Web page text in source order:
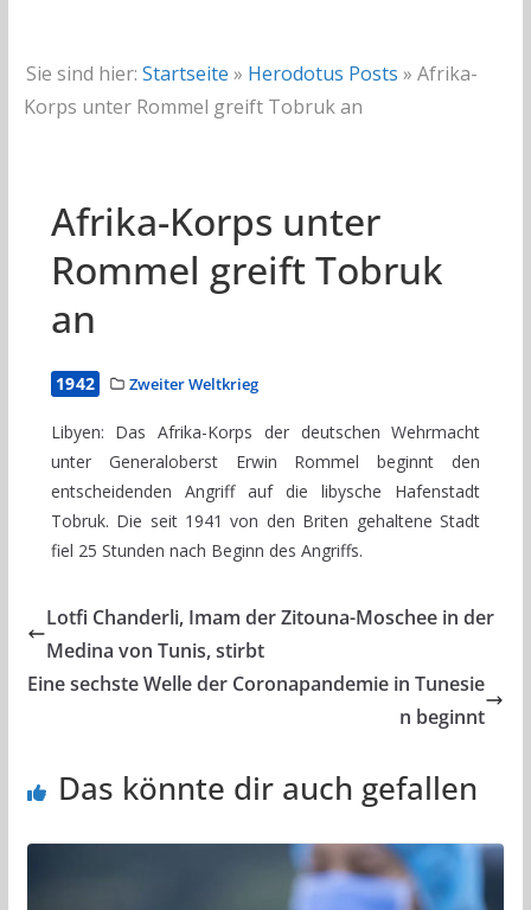
Sie sind hier: Startseite » Herodotus Posts » Afrika-
Korps unter Rommel greift Tobruk an
Afrika-Korps unter
Rommel greift Tobruk
an
1942 Zweiter Weltkrieg
Libyen: Das Afrika-Korps der deutschen Wehrmacht
unter Generaloberst Erwin Rommel beginnt den
entscheidenden Angriff auf die libysche Hafenstadt
Tobruk. Die seit 1941 von den Briten gehaltene Stadt
fiel 25 Stunden nach Beginn des Angriffs.
Lotfi Chanderli, Imam der Zitouna-Moschee in der
Medina von Tunis, stirbt
Eine sechste Welle der Coronapandemie in Tunesie
n beginnt
Das könnte dir auch gefallen